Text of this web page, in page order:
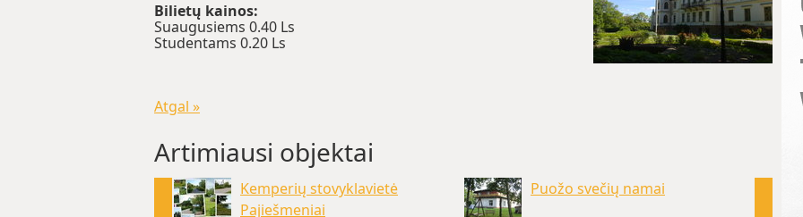
Bilietų kainos:
Suaugusiems 0.40 Ls
Studentams 0.20 Ls
Atgal »
Artimiausi objektai
Kemperių stovyklavietė
Pajiešmeniai
Puožo svečių namai